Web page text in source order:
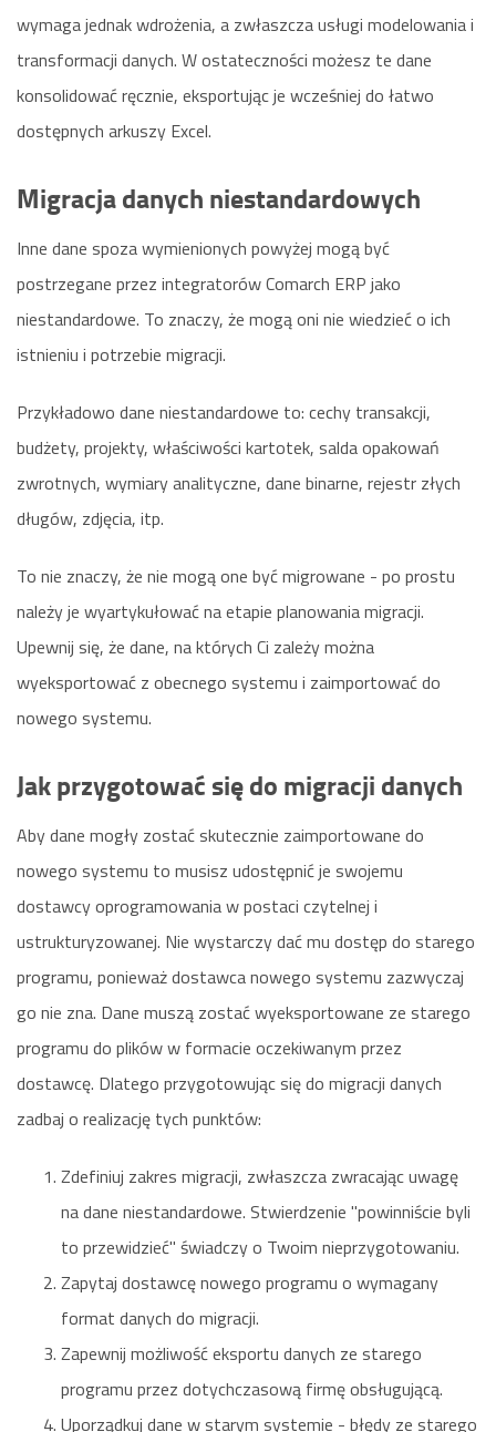
wymaga jednak wdrożenia, a zwłaszcza usługi modelowania i
transformacji danych. W ostateczności możesz te dane
konsolidować ręcznie, eksportując je wcześniej do łatwo
dostępnych arkuszy Excel.
Migracja danych niestandardowych
Inne dane spoza wymienionych powyżej mogą być
postrzegane przez integratorów Comarch ERP jako
niestandardowe. To znaczy, że mogą oni nie wiedzieć o ich
istnieniu i potrzebie migracji.
Przykładowo dane niestandardowe to: cechy transakcji,
budżety, projekty, właściwości kartotek, salda opakowań
zwrotnych, wymiary analityczne, dane binarne, rejestr złych
długów, zdjęcia, itp.
To nie znaczy, że nie mogą one być migrowane - po prostu
należy je wyartykułować na etapie planowania migracji.
Upewnij się, że dane, na których Ci zależy można
wyeksportować z obecnego systemu i zaimportować do
nowego systemu.
Jak przygotować się do migracji danych
Aby dane mogły zostać skutecznie zaimportowane do
nowego systemu to musisz udostępnić je swojemu
dostawcy oprogramowania w postaci czytelnej i
ustrukturyzowanej. Nie wystarczy dać mu dostęp do starego
programu, ponieważ dostawca nowego systemu zazwyczaj
go nie zna. Dane muszą zostać wyeksportowane ze starego
programu do plików w formacie oczekiwanym przez
dostawcę. Dlatego przygotowując się do migracji danych
zadbaj o realizację tych punktów:
Zdefiniuj zakres migracji, zwłaszcza zwracając uwagę
na dane niestandardowe. Stwierdzenie "powinniście byli
to przewidzieć" świadczy o Twoim nieprzygotowaniu.
Zapytaj dostawcę nowego programu o wymagany
format danych do migracji.
Zapewnij możliwość eksportu danych ze starego
programu przez dotychczasową firmę obsługującą.
Uporządkuj dane w starym systemie - błędy ze starego